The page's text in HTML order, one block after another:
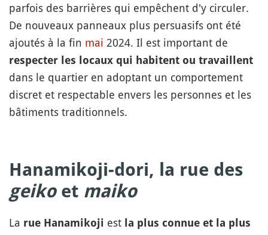
parfois des barrières qui empêchent d'y circuler.
De nouveaux panneaux plus persuasifs ont été
ajoutés à la fin mai 2024. Il est important de
respecter les locaux qui habitent ou travaillent
dans le quartier en adoptant un comportement
discret et respectable envers les personnes et les
bâtiments traditionnels.
Hanamikoji-dori, la rue des
geikoet maiko
La rue Hanamikoji est la plus connue et la plus